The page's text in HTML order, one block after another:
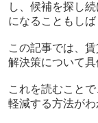
し、候補を探し
になることもしば
この記事では、
解決策について具
これを読むこと
軽減する方法がわ